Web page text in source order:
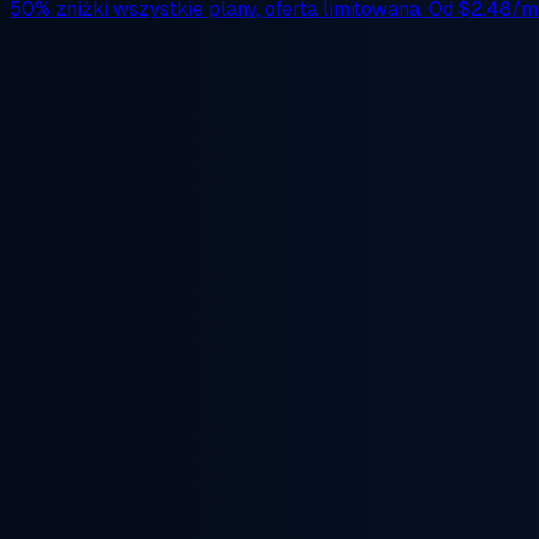
50% zniżki wszystkie plany, oferta limitowana. Od $2.48/